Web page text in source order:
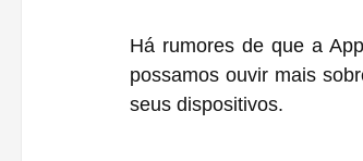
Há rumores de que a
possamos ouvir mais
seus dispositivos.